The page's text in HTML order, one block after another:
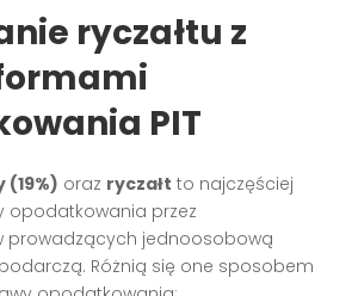
ryczałtu z
PIT
oraz ryczałt to najczęściej
opodatkowania przez
prowadzących jednoosobową
Różnią się one sposobem